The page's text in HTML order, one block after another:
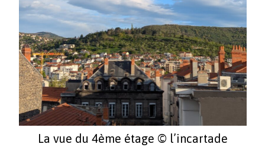
La vue du 4ème étage © l’incartade